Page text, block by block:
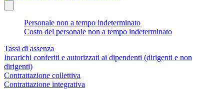
Personale non a tempo indeterminato
Costo del personale non a tempo indeterminato
Tassi di assenza
Incarichi conferiti e autorizzati ai dipendenti (dirigenti e non
dirigenti)
Contrattazione collettiva
Contrattazione integrativa